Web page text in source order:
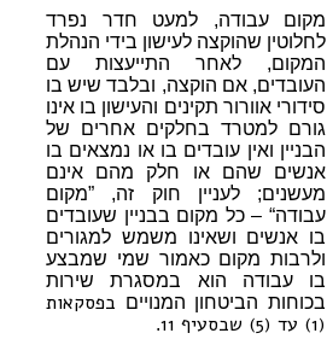
מקום עבודה, למעט חדר נפרד
לחלוטין שהוקצה לעישון בידי הנהלת
המקום, לאחר התייעצות עם
העובדים, אם הוקצה, ובלבד שיש בו
סידורי אוורור תקינים והעישון בו אינו
גורם למטרד בחלקים אחרים של
הבניין ואין עובדים בו או נמצאים בו
אנשים שהם או חלק מהם אינם
מעשנים; לעניין חוק זה, ”מקום
עבודה“ – כל מקום בבניין שעובדים
בו אנשים ושאינו משמש למגורים
ולרבות מקום כאמור שמי שמבצע
בו עבודה הוא במסגרת שירות
בכוחות הביטחון המנויים בפסקאות
(1) עד (5) שבסעיף 11
.